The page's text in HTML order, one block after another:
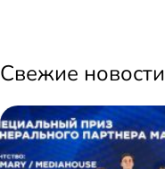
Свежие новости